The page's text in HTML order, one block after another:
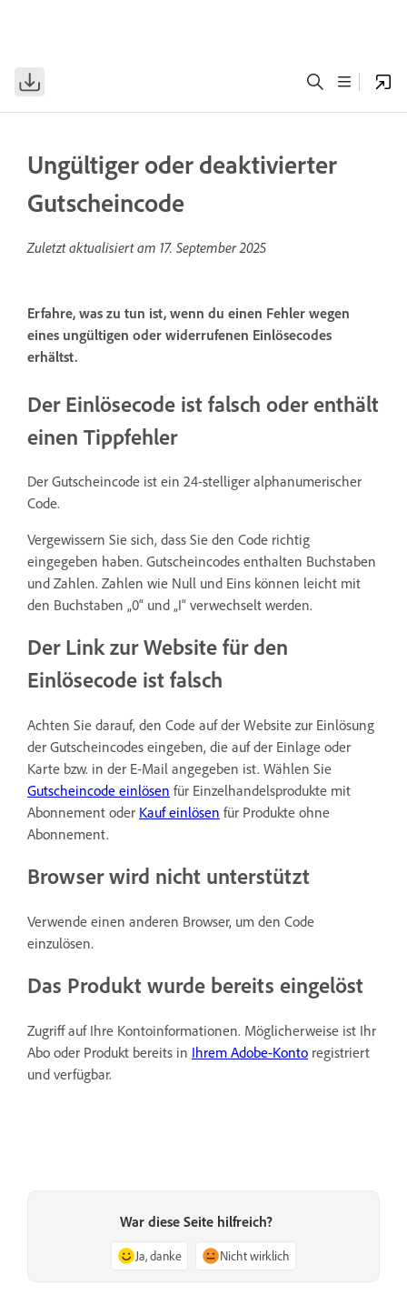
Ungültiger oder deaktivierter
Gutscheincode
Zuletzt aktualisiert am 17. September 2025
Erfahre, was zu tun ist, wenn du einen Fehler wegen
eines ungültigen oder widerrufenen Einlösecodes
erhältst.
Der Einlösecode ist falsch oder enthält
einen Tippfehler
Der Gutscheincode ist ein 24-stelliger alphanumerischer
Code.
Vergewissern Sie sich, dass Sie den Code richtig
eingegeben haben. Gutscheincodes enthalten Buchstaben
und Zahlen. Zahlen wie Null und Eins können leicht mit
den Buchstaben „0“ und „I“ verwechselt werden.
Der Link zur Website für den
Einlösecode ist falsch
Achten Sie darauf, den Code auf der Website zur Einlösung
der Gutscheincodes eingeben, die auf der Einlage oder
Karte bzw. in der E-Mail angegeben ist. Wählen Sie
Gutscheincode einlösen für Einzelhandelsprodukte mit
Abonnement oder Kauf einlösen für Produkte ohne
Abonnement.
Browser wird nicht unterstützt
Verwende einen anderen Browser, um den Code
einzulösen.
Das Produkt wurde bereits eingelöst
Zugriff auf Ihre Kontoinformationen. Möglicherweise ist Ihr
Abo oder Produkt bereits in Ihrem Adobe-Konto registriert
und verfügbar.
War diese Seite hilfreich?
Ja, danke Nicht wirklich